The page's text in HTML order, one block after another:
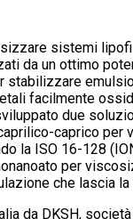
sistemi
da un ottimo
facilmente
due
caprico
la ISO 16-128
per
che lascia
da DKSH,